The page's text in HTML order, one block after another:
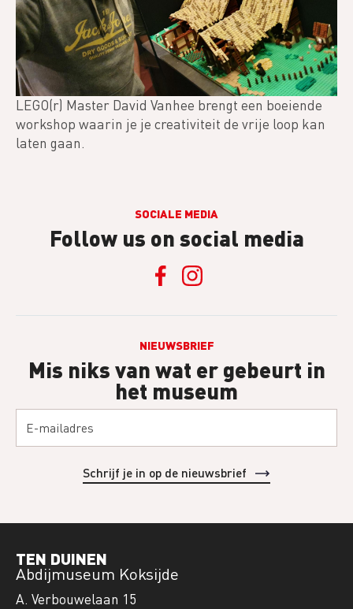
LEGO(r) Master David Vanhee brengt een boeiende
workshop waarin je je creativiteit de vrije loop kan
laten gaan.
SOCIALE MEDIA
Follow us on social media
NIEUWSBRIEF
Mis niks van wat er gebeurt in
het museum
TEN DUINEN
Abdijmuseum Koksijde
A. Verbouwelaan 15